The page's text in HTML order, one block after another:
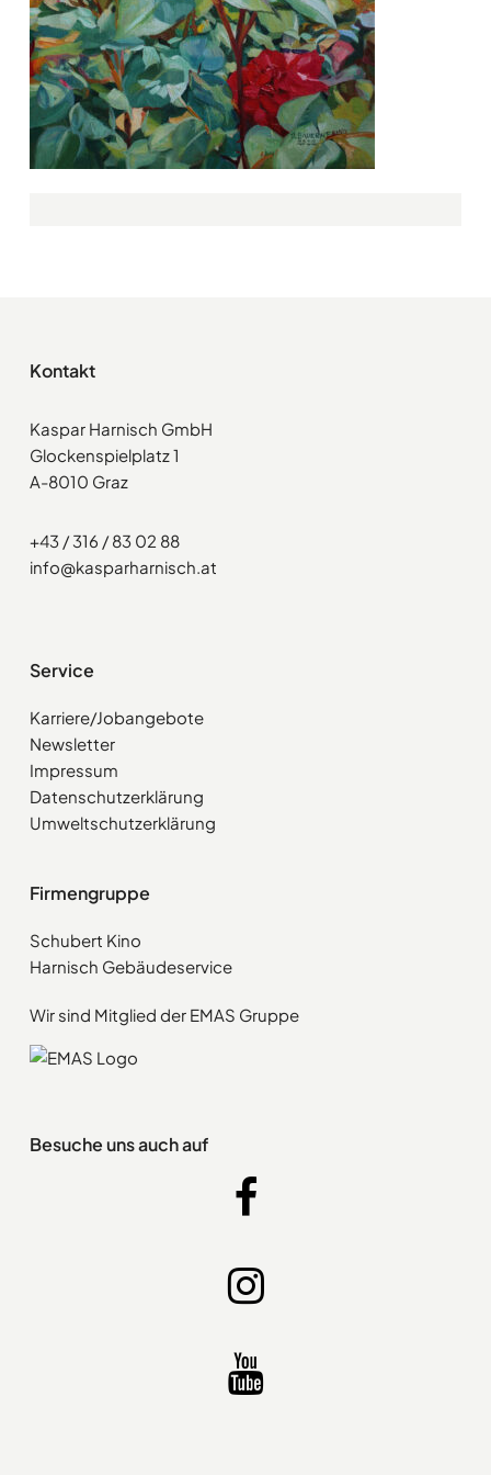
Kontakt
Kaspar Harnisch GmbH
Glockenspielplatz 1
A-8010 Graz
+43 / 316 / 83 02 88
info@kasparharnisch.at
Service
Karriere/Jobangebote
Newsletter
Impressum
Datenschutzerklärung
Umweltschutzerklärung
Firmengruppe
Schubert Kino
Harnisch Gebäudeservice
Wir sind Mitglied der EMAS Gruppe
Besuche uns auch auf